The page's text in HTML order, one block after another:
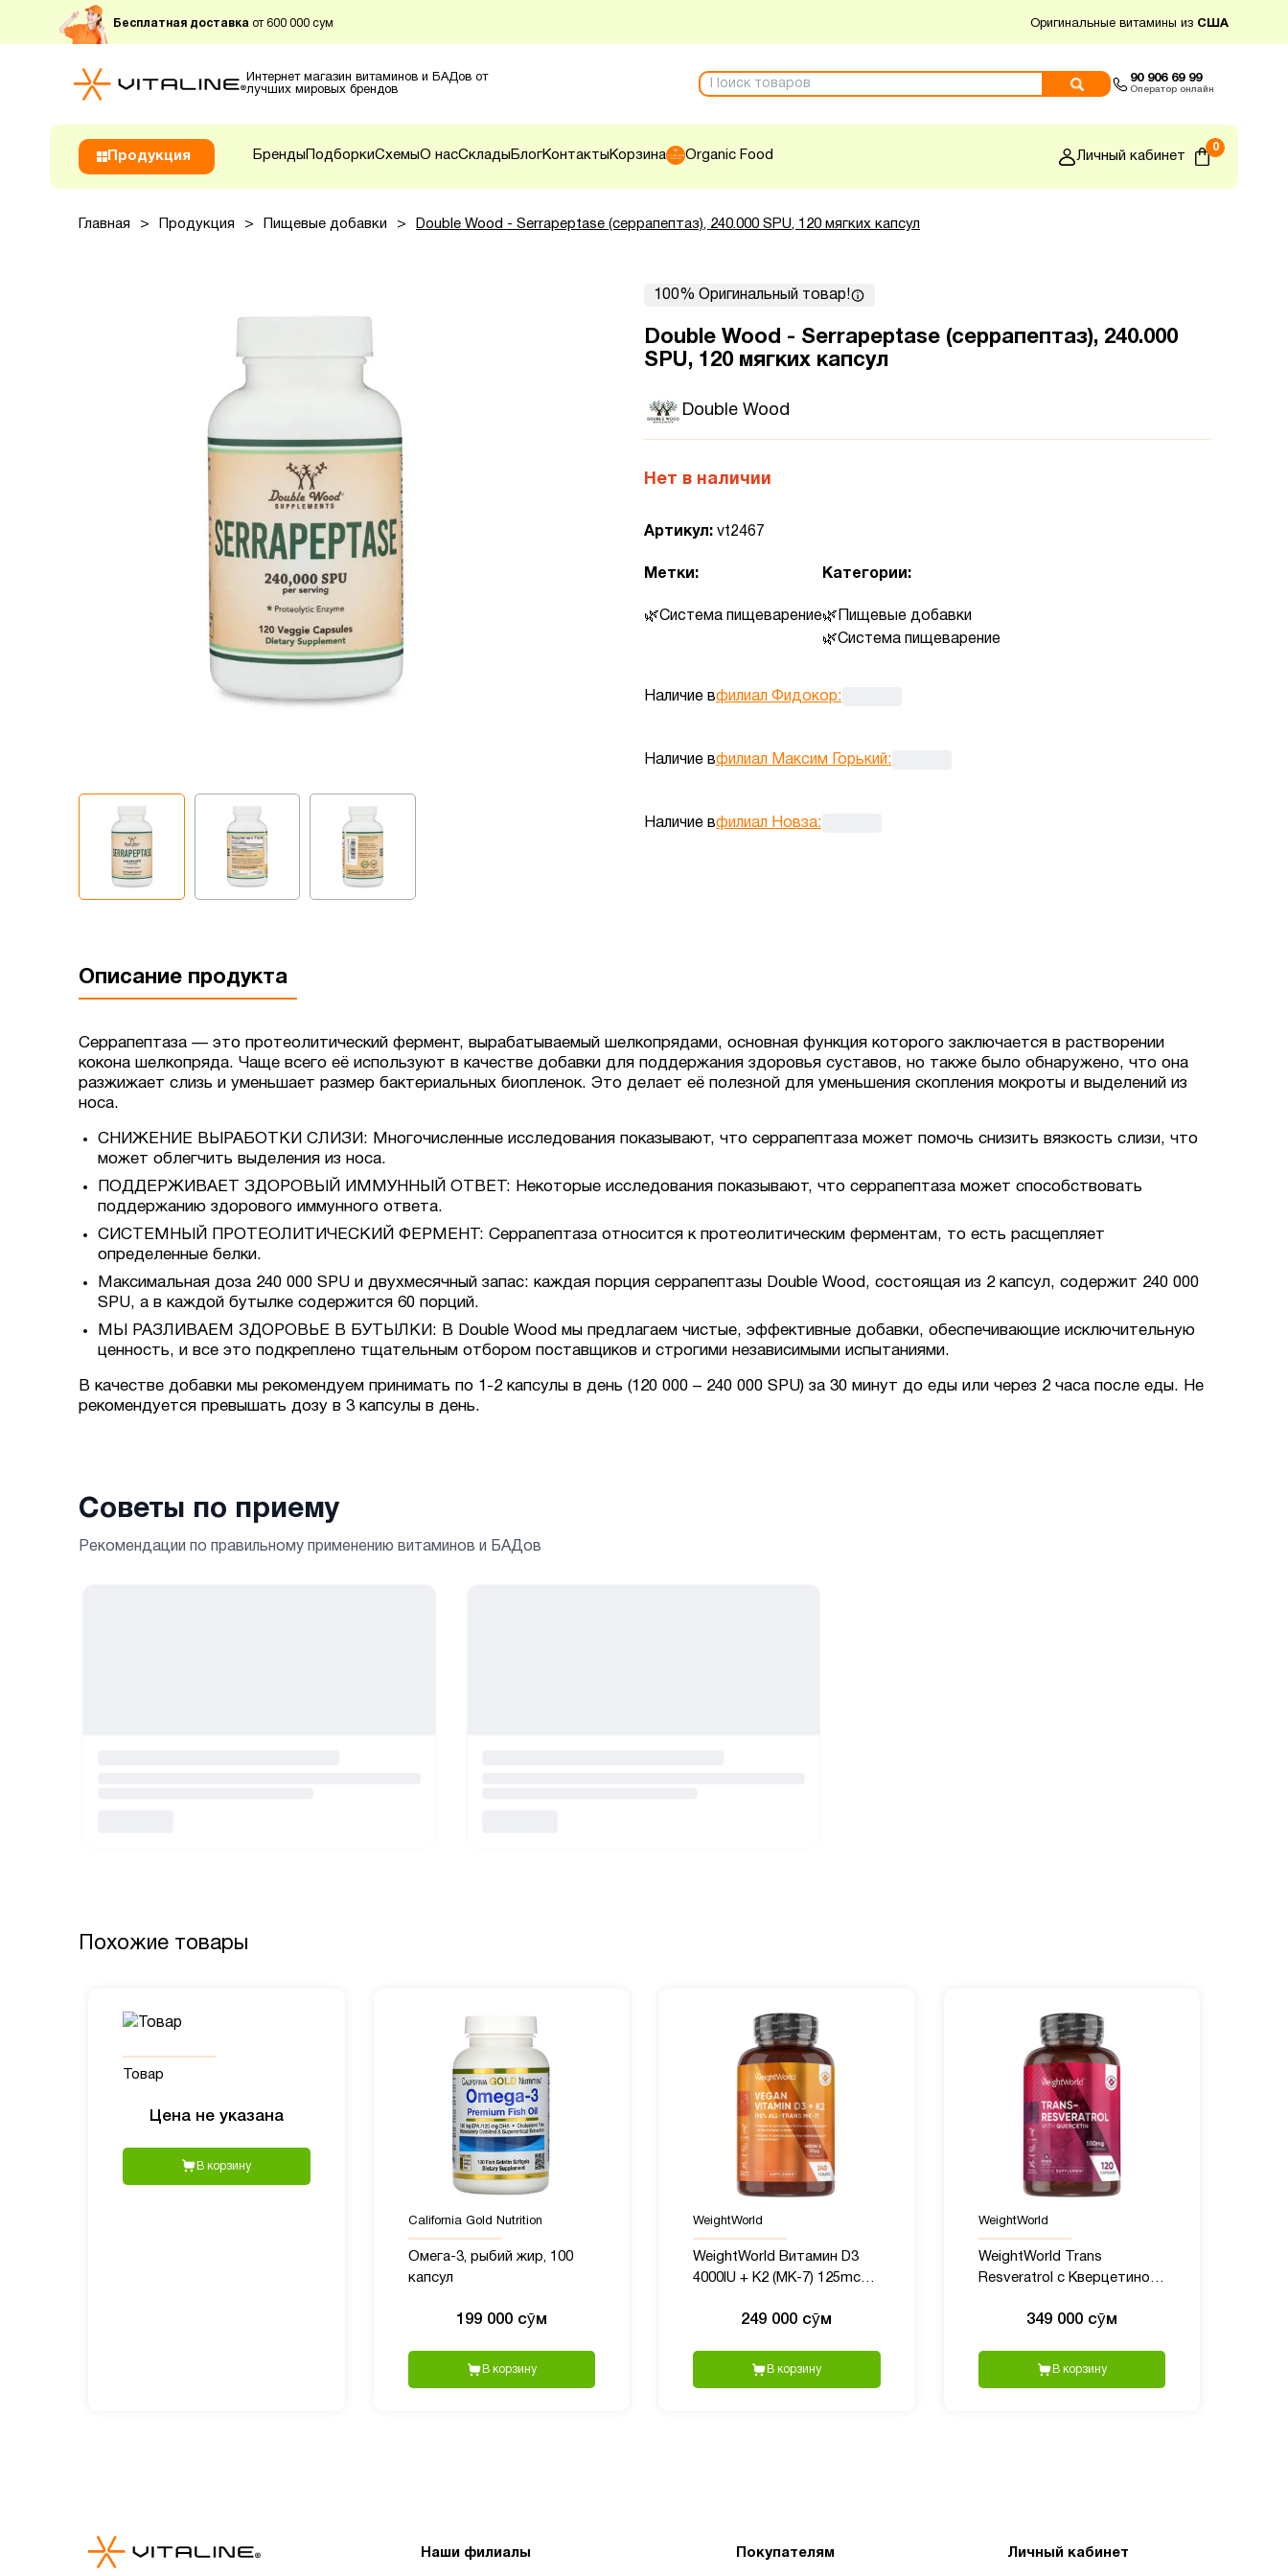
Бесплатная доставка от 600 000 сум Оригинальные витамины из США
Интернет магазин витаминов и БАДов от
лучших мировых брендов
90 906 69 99
Оператор онлайн
Продукция Бренды ПодборкиСхемыО насСклады БлогКонтакты Корзина Organic Food Личный кабинет
0
Главная > Продукция > Пищевые добавки > Double Wood - Serrapeptase (серрапептаз), 240.000 SPU, 120 мягких капсул
100% Оригинальный товар!
Double Wood - Serrapeptase (серрапептаз), 240.000
SPU, 120 мягких капсул
Double Wood
Нет в наличии
Артикул: vt2467
Метки:
Система пищеварение
Категории:
Пищевые добавки
Система пищеварение
Наличие вфилиал Фидокор:
Наличие вфилиал Максим Горький :
Наличие вфилиал Новза:
Описание продукта
Серрапептаза — это протеолитический фермент, вырабатываемый шелкопрядами, основная функция которого заключается в растворении
кокона шелкопряда. Чаще всего её используют в качестве добавки для поддержания здоровья суставов, но также было обнаружено, что она
разжижает слизь и уменьшает размер бактериальных биопленок. Это делает её полезной для уменьшения скопления мокроты и выделений из
носа.
СНИЖЕНИЕ ВЫРАБОТКИ СЛИЗИ: Многочисленные исследования показывают, что серрапептаза может помочь снизить вязкость слизи, что
может облегчить выделения из носа.
ПОДДЕРЖИВАЕТ ЗДОРОВЫЙ ИММУННЫЙ ОТВЕТ: Некоторые исследования показывают, что серрапептаза может способствовать
поддержанию здорового иммунного ответа.
СИСТЕМНЫЙ ПРОТЕОЛИТИЧЕСКИЙ ФЕРМЕНТ: Серрапептаза относится к протеолитическим ферментам, то есть расщепляет
определенные белки.
Максимальная доза 240 000 SPU и двухмесячный запас: каждая порция серрапептазы Double Wood, состоящая из 2 капсул, содержит 240 000
SPU, а в каждой бутылке содержится 60 порций.
МЫ РАЗЛИВАЕМ ЗДОРОВЬЕ В БУТЫЛКИ: В Double Wood мы предлагаем чистые, эффективные добавки, обеспечивающие исключительную
ценность, и все это подкреплено тщательным отбором поставщиков и строгими независимыми испытаниями.
В качестве добавки мы рекомендуем принимать по 1-2 капсулы в день (120 000 – 240 000 SPU) за 30 минут до еды или через 2 часа после еды. Не
рекомендуется превышать дозу в 3 капсулы в день.
Советы по приему
Рекомендации по правильному применению витаминов и БАДов
Похожие товары
Товар
Цена не указана
В корзину
California Gold Nutrition
Омега-3, рыбий жир, 100
капсул
199 000 сӯм
В корзину
WeightWorld
WeightWorld Витамин D3
4000IU + K2 (MK-7) 125mcg,
249 000 сӯм
В корзину
WeightWorld
WeightWorld Trans
Resveratrol с Кверцетином,
349 000 сӯм
В корзину
Наши филиалы Покупателям Личный кабинет